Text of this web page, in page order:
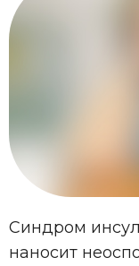
Синдром
наносит